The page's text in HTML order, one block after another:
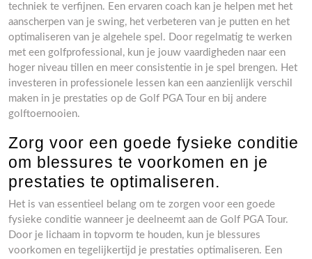
techniek te verfijnen. Een ervaren coach kan je helpen met het
aanscherpen van je swing, het verbeteren van je putten en het
optimaliseren van je algehele spel. Door regelmatig te werken
met een golfprofessional, kun je jouw vaardigheden naar een
hoger niveau tillen en meer consistentie in je spel brengen. Het
investeren in professionele lessen kan een aanzienlijk verschil
maken in je prestaties op de Golf PGA Tour en bij andere
golftoernooien.
Zorg voor een goede fysieke conditie
om blessures te voorkomen en je
prestaties te optimaliseren.
Het is van essentieel belang om te zorgen voor een goede
fysieke conditie wanneer je deelneemt aan de Golf PGA Tour.
Door je lichaam in topvorm te houden, kun je blessures
voorkomen en tegelijkertijd je prestaties optimaliseren. Een